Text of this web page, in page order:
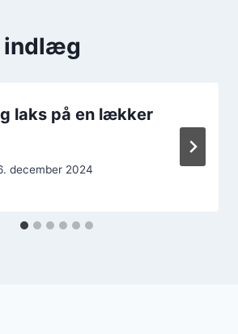
indlæg
laks på en lækker
december 2024